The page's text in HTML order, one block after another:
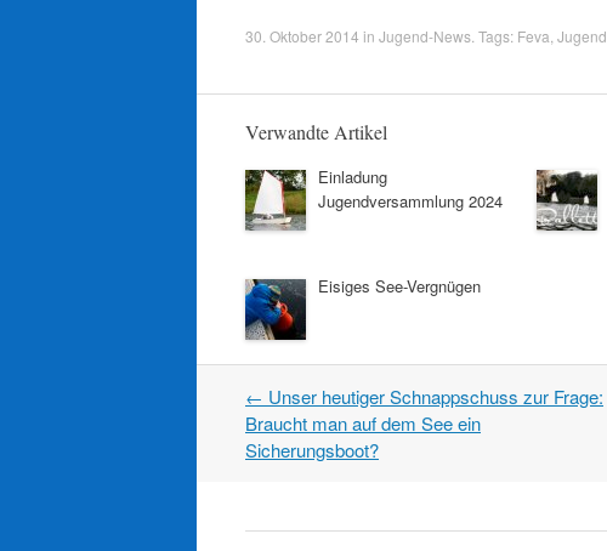
30. Oktober 2014 in Jugend-News . Tags: Feva Jugend
Verwandte Artikel
Einladung
Jugendversammlung 2024
Eisiges See-Vergnügen
Artikel
Navigation
← Unser heutiger Schnappschuss zur Frage:
Braucht man auf dem See ein
Sicherungsboot?